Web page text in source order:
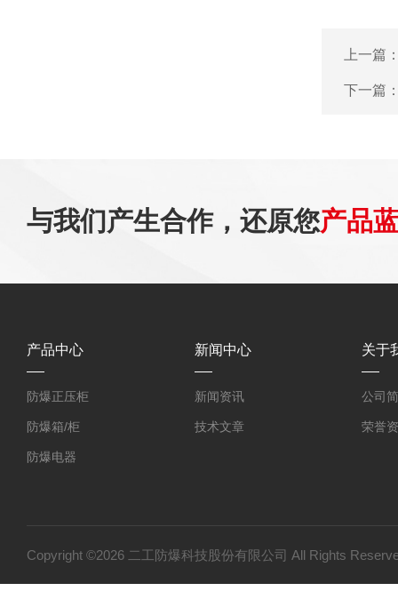
上一篇
下一篇
与我们产生合作，还原您产品
产品中心
防爆正压柜
防爆箱/柜
防爆电器
防爆小产品
新闻中心
新闻资讯
技术文章
关于
公司
荣誉
Copyright ©2026 二工防爆科技股份有限公司 All Rights